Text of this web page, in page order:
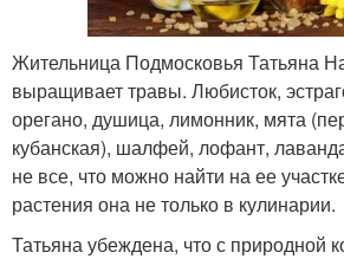
Жительница Подмосковья Татьяна
выращивает травы. Любисток,
орегано, душица, лимонник, мята
кубанская), шалфей, лофант,
не все, что можно найти на ее
растения она не только в кулинарии.
Татьяна убеждена, что с природной